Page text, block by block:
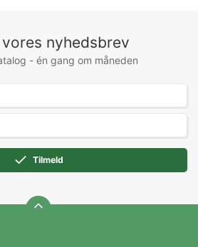
nyhedsbrev
- én gang om måneden
Tilmeld